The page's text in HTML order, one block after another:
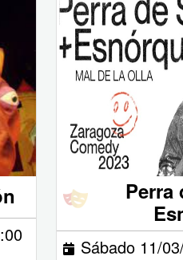
Perra
Sábado 11/